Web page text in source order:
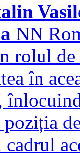
NN
rolul
în
poziția